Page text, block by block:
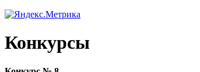
Конкурсы